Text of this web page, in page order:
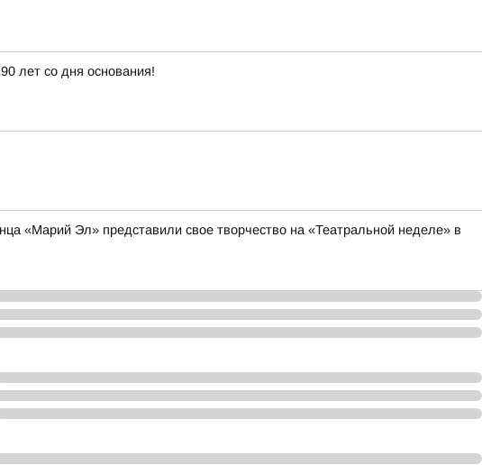
лет со дня основания!
«Марий Эл» представили свое творчество на «Театральной неделе» в